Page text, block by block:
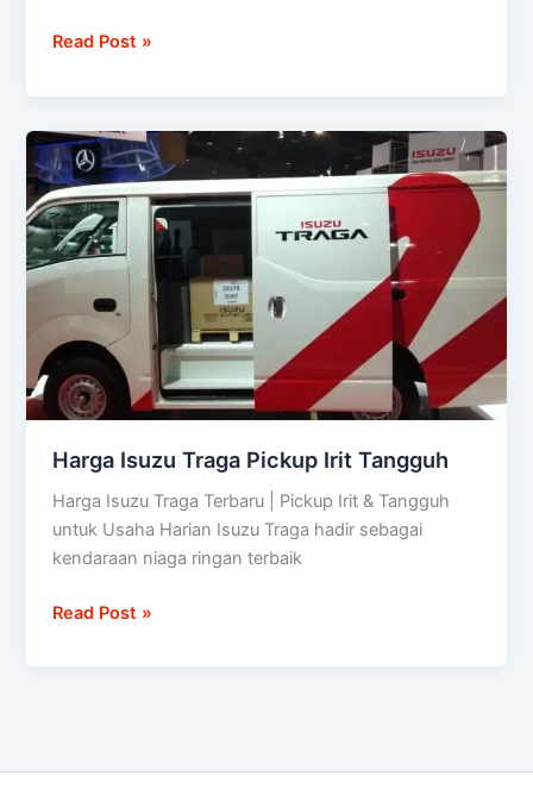
Read Post »
Harga Isuzu Traga Pickup Irit Tangguh
Harga Isuzu Traga Terbaru | Pickup Irit & Tangguh
untuk Usaha Harian Isuzu Traga hadir sebagai
kendaraan niaga ringan terbaik
Harga
Isuzu
Traga
Pickup
Irit
Tangguh
Read Post »